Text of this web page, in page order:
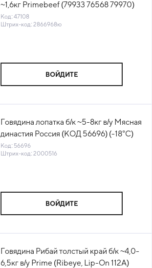
~1,6кг Primebeef (79933 76568 79970)
(КОД 47108) (-18°С)
Код: 47108
Штрих-код: 2866968ю
ВОЙДИТЕ
Говядина лопатка б/к ~5-8кг в/у Мясная
династия Россия (КОД 56696) (-18°С)
Код: 56696
Штрих-код: 2000516
ВОЙДИТЕ
Говядина Рибай толстый край б/к ~4,0-
6,5кг в/у Prime (Ribeye, Lip-On 112A)